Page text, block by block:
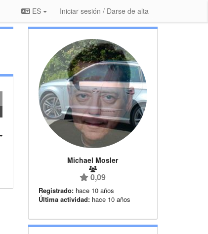
ES Iniciar sesión / Darse de alta
Michael Mosler
0,09
Registrado: hace 10 años
Última actividad: hace 10 años